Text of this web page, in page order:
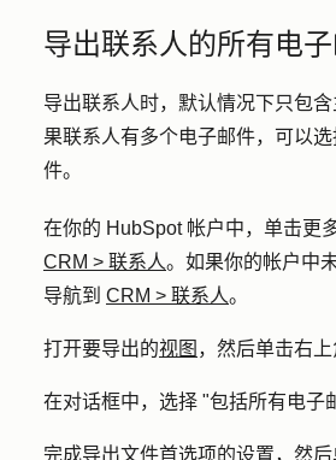
导出联系人的所有电
导出联系人时，默认情况下只包
果联系人有多个电子邮件，可以
件。
在你的 HubSpot 帐户中，单击更
CRM > 联系人。如果你的帐户中
导航到 CRM > 联系人。
打开要导出的视图 ，然后单击右上
在对话框中，选择 "包括所有电子
完成导出文件首选项的设置，然后